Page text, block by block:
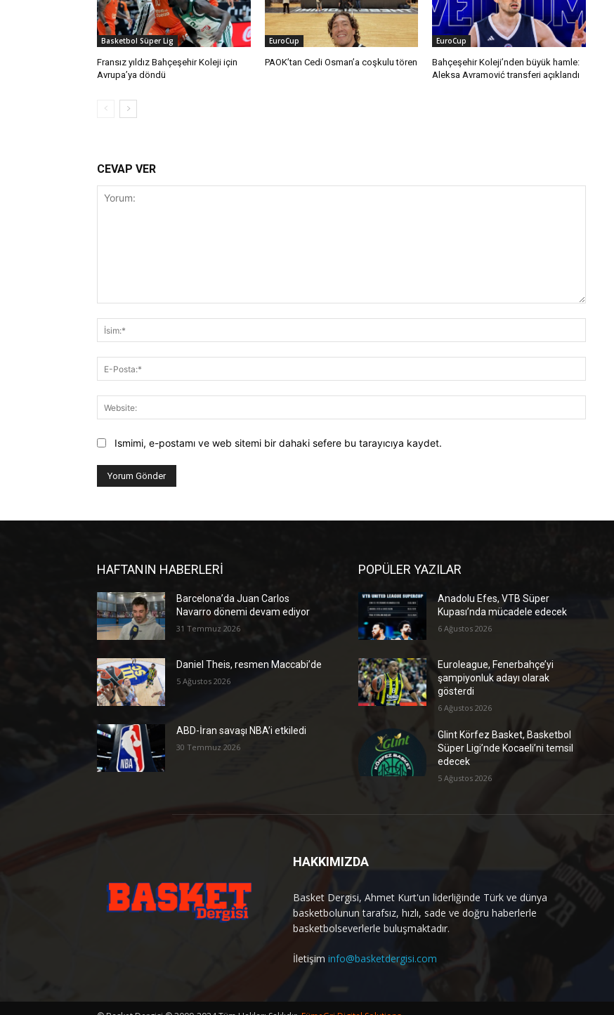
Basketbol Süper Lig
Fransız yıldız Bahçeşehir Koleji için
Avrupa’ya döndü
EuroCup
PAOK’tan Cedi Osman’a coşkulu tören
EuroCup
Bahçeşehir Koleji’nden büyük hamle:
Aleksa Avramović transferi açıklandı
CEVAP VER
Posta:*
Ismimi, e-postamı ve web sitemi bir dahaki sefere bu tarayıcıya kaydet.
HAFTANIN HABERLERİ
Barcelona’da Juan Carlos
Navarro dönemi devam ediyor
31 Temmuz 2026
Daniel Theis, resmen Maccabi’de
5 Ağustos 2026
ABD-İran savaşı NBA’i etkiledi
30 Temmuz 2026
POPÜLER YAZILAR
Anadolu Efes, VTB Süper
Kupası’nda mücadele edecek
6 Ağustos 2026
Euroleague, Fenerbahçe’yi
şampiyonluk adayı olarak
gösterdi
6 Ağustos 2026
Glint Körfez Basket, Basketbol
Süper Ligi’nde Kocaeli’ni temsil
edecek
5 Ağustos 2026
HAKKIMIZDA
Basket Dergisi, Ahmet Kurt'un liderliğinde Türk ve dünya
basketbolunun tarafsız, hızlı, sade ve doğru haberlerle
basketbolseverlerle buluşmaktadır.
İletişim info@basketdergisi.com